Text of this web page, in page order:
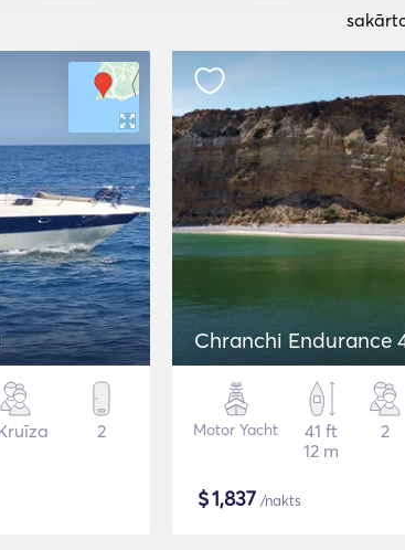
2
Chranchi Endurance
Motor Yacht
41 ft
12 m
2
$1,837 /nakts